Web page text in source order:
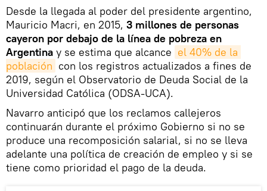
​Desde la llegada al poder del presidente argentino,
Mauricio Macri, en 2015, 3 millones de personas
cayeron por debajo de la línea de pobreza en
Argentina y se estima que alcance el 40% de la
población con los registros actualizados a fines de
2019, según el Observatorio de Deuda Social de la
Universidad Católica (ODSA-UCA).
Navarro anticipó que los reclamos callejeros
continuarán durante el próximo Gobierno si no se
produce una recomposición salarial, si no se lleva
adelante una política de creación de empleo y si se
tiene como prioridad el pago de la deuda.